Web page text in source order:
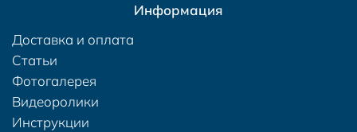
Информация
Доставка и оплата
Статьи
Фотогалерея
Видеоролики
Инструкции